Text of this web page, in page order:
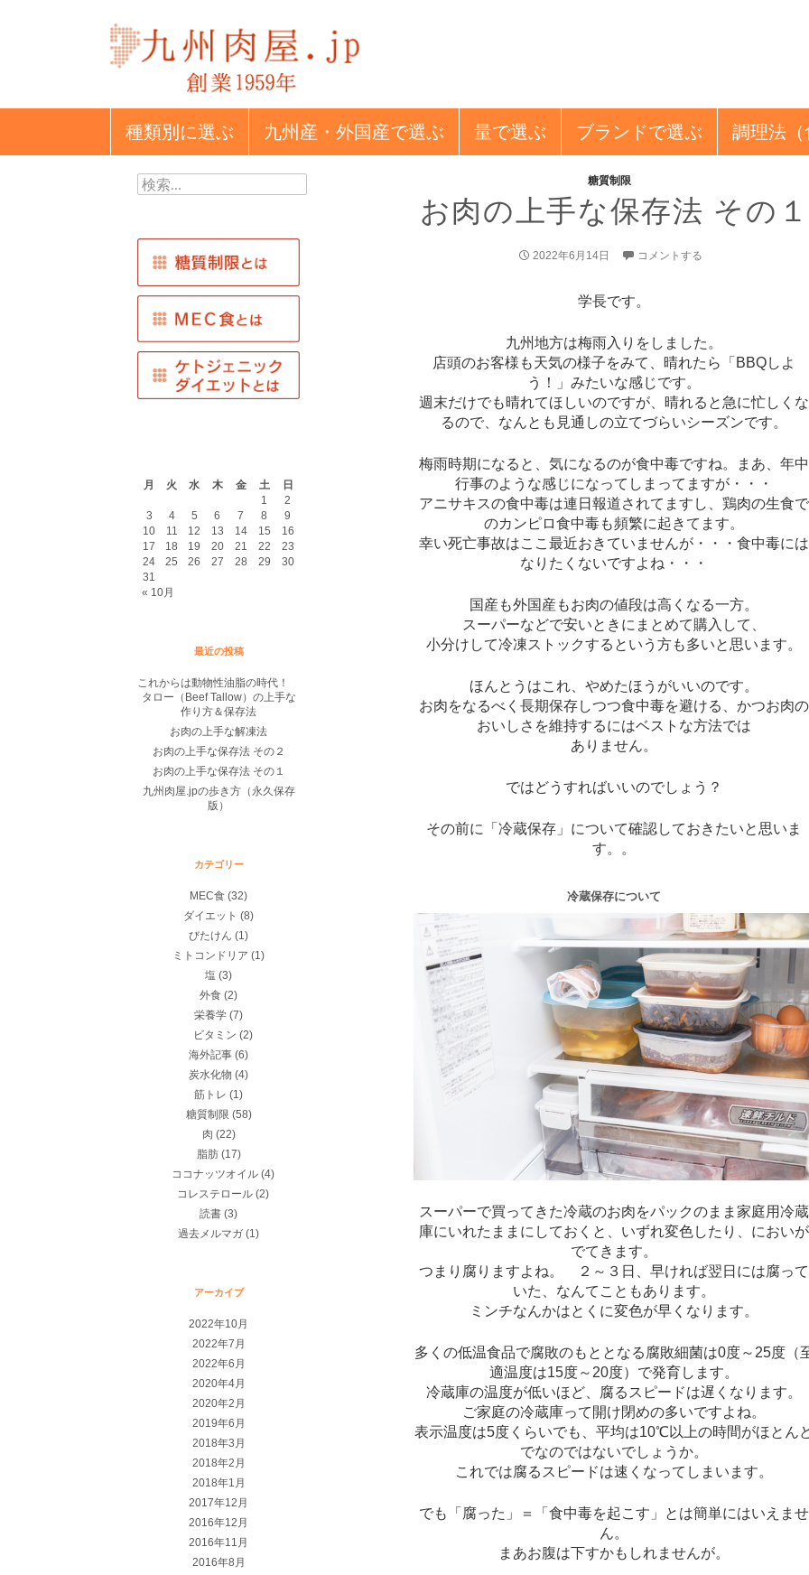
種類別 に選ぶ 九州産・外国産で選ぶ 量で選ぶ ブランドで選ぶ 調理法
糖質制限
お肉の上手な保存法 その１
2022年6月14日 コメントする
学長です。
九州地方は梅雨入りをしました。
店頭のお客様も天気の様子をみて、晴れたら「BBQしよ
う！」みたいな感じです。
週末だけでも晴れてほしいのですが、晴れると急に忙しくな
るので、なんとも見通しの立てづらいシーズンです。
梅雨時期になると、気になるのが食中毒ですね。まあ、年中
行事のような感じになってしまってますが・・・
アニサキスの食中毒は連日報道されてますし、鶏肉の生食で
のカンピロ食中毒も頻繁に起きてます。
幸い死亡事故はここ最近おきていませんが・・・食中毒には
なりたくないですよね・・・
国産も外国産もお肉の値段は高くなる一方。
スーパーなどで安いときにまとめて購入して、
小分けして冷凍ストックするという方も多いと思います。
ほんとうはこれ、やめたほうがいいのです。
お肉をなるべく長期保存しつつ食中毒を避ける、かつお肉の
おいしさを維持するにはベストな方法では
ありません。
ではどうすればいいのでしょう？
その前に「冷蔵保存」について確認しておきたいと思いま
す。。
冷蔵保存について
スーパーで買ってきた冷蔵のお肉をパックのまま家庭用冷蔵
庫にいれたままにしておくと、いずれ変色したり、においが
でてきます。
つまり腐りますよね。 ２～３日、早ければ翌日には腐って
いた、なんてこともあります。
ミンチなんかはとくに変色が早くなります。
多くの低温食品で腐敗のもととなる腐敗細菌は0度～25度（
適温度は15度～20度）で発育します。
冷蔵庫の温度が低いほど、腐るスピードは遅くなります。
ご家庭の冷蔵庫って開け閉めの多いですよね。
表示温度は5度くらいでも、平均は10℃以上の時間がほとん
でなのではないでしょうか。
これでは腐るスピードは速くなってしまいます。
でも「腐った」＝「食中毒を起こす」とは簡単にはいえませ
ん。
まあお腹は下すかもしれませんが。
検
索:
月 火 水 木 金 土
日
1
2
3
4 5 6 7 8
9
10
11 12 13 14 15
16
17
18 19 20 21 22
23
24
25 26 27 28 29
30
31
« 10月
最近の投稿
これからは動物性油脂の時代！
タロー（Beef Tallow）の上手な
作り方＆保存法
お肉の上手な解凍法
お肉の上手な保存法 その２
お肉の上手な保存法 その１
九州肉屋.jpの歩き方（永久保存
版）
カテゴリー
MEC食 (32)
ダイエット (8)
びたけん (1)
ミトコンドリア (1)
塩 (3)
外食 (2)
栄養学 (7)
ビタミン (2)
海外記事 (6)
炭水化物 (4)
筋トレ (1)
糖質制限 (58)
肉 (22)
脂肪(17)
ココナッツオイル (4)
コレステロール (2)
読書 (3)
過去メルマガ (1)
アーカイブ
2022年10月
2022年7月
2022年6月
2020年4月
2020年2月
2019年6月
2018年3月
2018年2月
2018年1月
2017年12月
2016年12月
2016年11月
2016年8月